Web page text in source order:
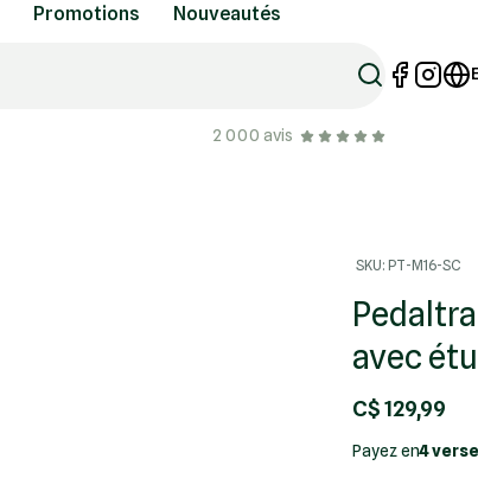
Promotions Nouveautés
2 000 avis
SKU: PT-M16-SC
avec
C$ 129,99
Payez en4